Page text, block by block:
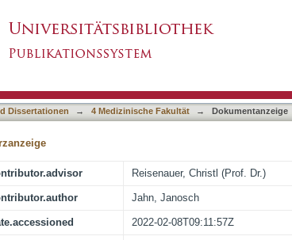
Dissertationen → 4 Medizinische Fakultät → Dokumentanzeige
Reisenauer, Christl (Prof. Dr.)
Jahn, Janosch
2022-02-08T09:11:57Z